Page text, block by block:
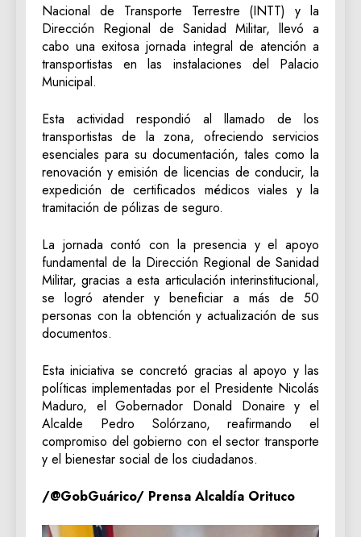
Nacional de Transporte Terrestre (INTT) y la
Dirección Regional de Sanidad Militar, llevó a
cabo una exitosa jornada integral de atención a
transportistas en las instalaciones del Palacio
Municipal.
Esta actividad respondió al llamado de los
transportistas de la zona, ofreciendo servicios
esenciales para su documentación, tales como la
renovación y emisión de licencias de conducir, la
expedición de certificados médicos viales y la
tramitación de pólizas de seguro.
La jornada contó con la presencia y el apoyo
fundamental de la Dirección Regional de Sanidad
Militar, gracias a esta articulación interinstitucional,
se logró atender y beneficiar a más de 50
personas con la obtención y actualización de sus
documentos.
Esta iniciativa se concretó gracias al apoyo y las
políticas implementadas por el Presidente Nicolás
Maduro, el Gobernador Donald Donaire y el
Alcalde Pedro Solórzano, reafirmando el
compromiso del gobierno con el sector transporte
y el bienestar social de los ciudadanos.
/@GobGuárico/ Prensa Alcaldía Orituco